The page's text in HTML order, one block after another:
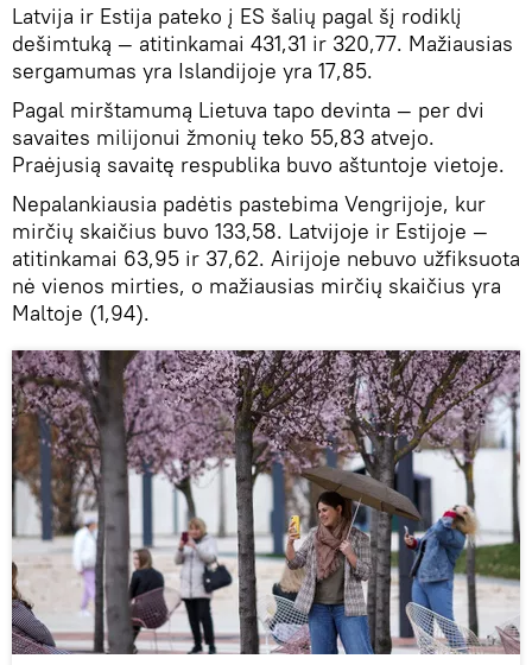
Latvija ir Estija pateko į ES šalių pagal šį rodiklį
dešimtuką — atitinkamai 431,31 ir 320,77. Mažiausias
sergamumas yra Islandijoje yra 17,85.
Pagal mirštamumą Lietuva tapo devinta — per dvi
savaites milijonui žmonių teko 55,83 atvejo.
Praėjusią savaitę respublika buvo aštuntoje vietoje.
Nepalankiausia padėtis pastebima Vengrijoje, kur
mirčių skaičius buvo 133,58. Latvijoje ir Estijoje —
atitinkamai 63,95 ir 37,62. Airijoje nebuvo užfiksuota
nė vienos mirties, o mažiausias mirčių skaičius yra
Maltoje (1,94).